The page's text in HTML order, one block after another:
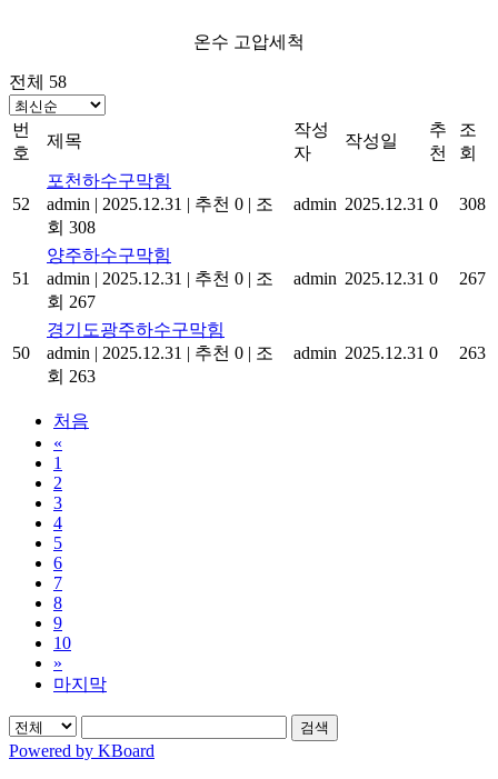
온수 고압세척
전체 58
번
호
제목
작성
자
작성일
추
천
조
회
52
포천하수구막힘
admin | 2025.12.31 | 추천 0 | 조
회 308
admin 2025.12.31 0 308
51
양주하수구막힘
admin | 2025.12.31 | 추천 0 | 조
회 267
admin 2025.12.31 0 267
50
경기도광주하수구막힘
admin | 2025.12.31 | 추천 0 | 조
회 263
admin 2025.12.31 0 263
처음
«
1
2
3
4
5
6
7
8
9
10
»
마지막
검색
Powered by KBoard